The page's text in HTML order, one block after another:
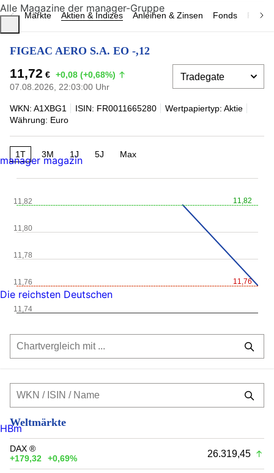
Märkte Aktien & Indizes Anleihen & Zinsen Fonds
FIGEAC AERO S.A. EO -,12
11,72 € +0,08 (+0,68%)
07.08.2026, 22:03:00 Uhr
WKN: A1XBG1 ISIN: FR0011665280
Wertpapiertyp: Aktie
Währung: Euro
1T 3M 1J 5J Max
11,82
11,76
11,80
11,74
11,76
11,78
11,82
Weltmärkte
DAX ®
+179,32
+0,69% 26.319,45
Alle Magazine der manager-Gruppe
manager magazin
Die reichsten Deutschen
HBm